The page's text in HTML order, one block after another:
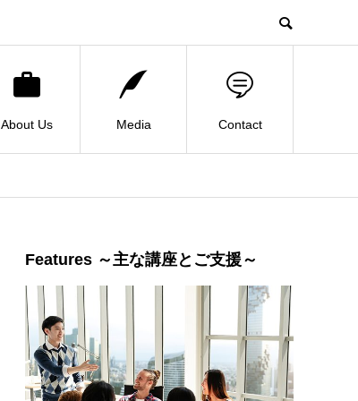
About Us Media Contact
Features ～主な講座とご支援～